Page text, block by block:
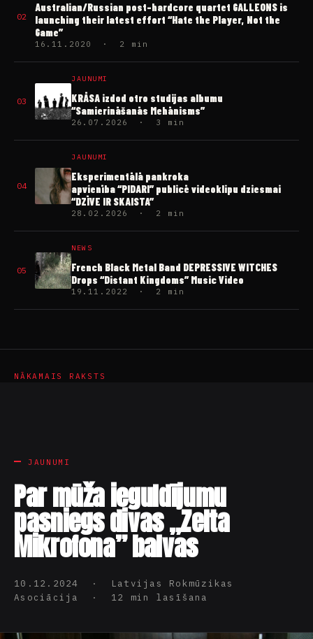
02
Australian/Russian post-hardcore quartet GALLEONS is
launching their latest effort “Hate the Player, Not the
Game”
16.11.2020 · 2 min
03
JAUNUMI
KRĀSA izdod otro studijas albumu
“Samierināšanās Mehānisms”
26.07.2026 · 3 min
04
JAUNUMI
Eksperimentālā pankroka
apvienība “PIDARI” publicē videoklipu dziesmai
“DZĪVE IR SKAISTA”
28.02.2026 · 2 min
05
NEWS
French Black Metal Band DEPRESSIVE WITCHES
Drops “Distant Kingdoms” Music Video
19.11.2022 · 2 min
NĀKAMAIS RAKSTS
JAUNUMI
Par mūža ieguldījumu
pasniegs divas „Zelta
Mikrofona” balvas
10.12.2024 · Latvijas Rokmūzikas
Asociācija · 12 min lasīšana